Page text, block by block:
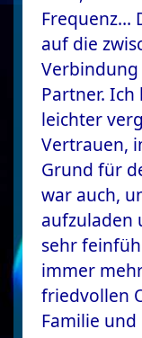
Frequenz…
auf die
Partner.
leichter
Vertrauen,
Grund für
war auch,
aufzuladen
sehr
immer
friedvollen
Familie